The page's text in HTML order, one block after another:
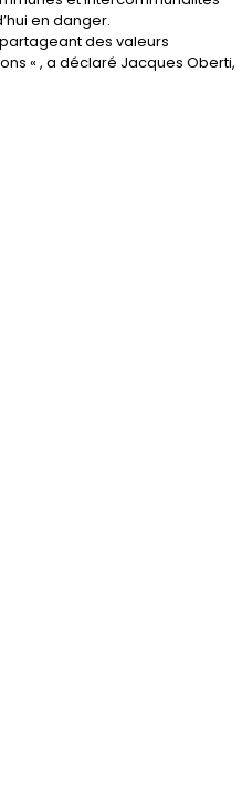
en danger.
des valeurs
« , a déclaré Jacques Oberti,